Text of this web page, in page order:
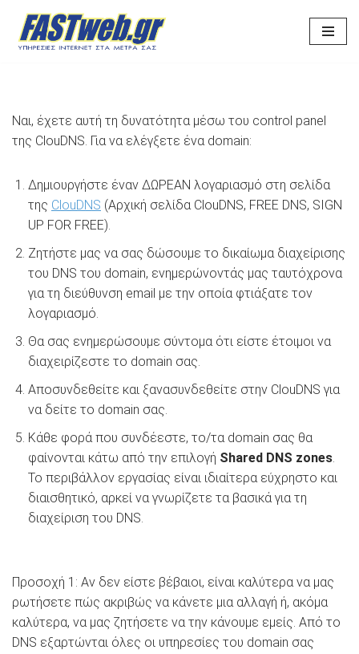
Μεταπηδήστε
Ναι, έχετε αυτή τη δυνατότητα μέσω του control panel
της ClouDNS. Για να ελέγξετε ένα domain:
Δημιουργήστε έναν ΔΩΡΕΑΝ λογαριασμό στη σελίδα
της ClouDNS (Αρχική σελίδα ClouDNS, FREE DNS, SIGN
UP FOR FREE).
Ζητήστε μας να σας δώσουμε το δικαίωμα διαχείρισης
του DNS του domain, ενημερώνοντάς μας ταυτόχρονα
για τη διεύθυνση email με την οποία φτιάξατε τον
λογαριασμό.
Θα σας ενημερώσουμε σύντομα ότι είστε έτοιμοι να
διαχειρίζεστε το domain σας.
Αποσυνδεθείτε και ξανασυνδεθείτε στην ClouDNS για
να δείτε το domain σας.
Κάθε φορά που συνδέεστε, το/τα domain σας θα
φαίνονται κάτω από την επιλογή Shared DNS zones.
Το περιβάλλον εργασίας είναι ιδιαίτερα εύχρηστο και
διαισθητικό, αρκεί να γνωρίζετε τα βασικά για τη
διαχείριση του DNS.
Προσοχή 1: Αν δεν είστε βέβαιοι, είναι καλύτερα να μας
ρωτήσετε πώς ακριβώς να κάνετε μια αλλαγή ή, ακόμα
καλύτερα, να μας ζητήσετε να την κάνουμε εμείς. Από το
DNS εξαρτώνται όλες οι υπηρεσίες του domain σας